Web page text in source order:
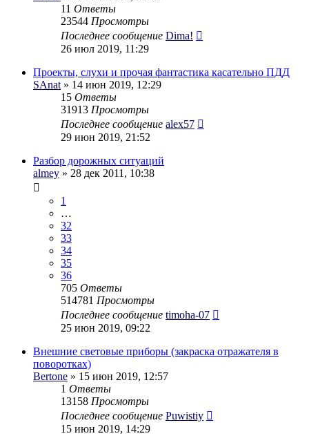
11 Ответы
23544 Просмотры
Последнее сообщение Dima!
26 июл 2019, 11:29
Проекты, слухи и прочая фантастика касательно ПДД
SAnat » 14 июн 2019, 12:29
15 Ответы
31913 Просмотры
Последнее сообщение alex57
29 июн 2019, 21:52
Разбор дорожных ситуаций
almey » 28 дек 2011, 10:38
1
…
32
33
34
35
36
705 Ответы
514781 Просмотры
Последнее сообщение timoha-07
25 июн 2019, 09:22
Внешние световые приборы (закраска отражателя в
поворотках)
Bertone » 15 июн 2019, 12:57
1 Ответы
13158 Просмотры
Последнее сообщение Puwistiy
15 июн 2019, 14:29